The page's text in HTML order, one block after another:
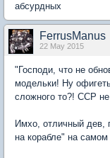
абсурдных
FerrusManus
22 May 2015
"Господи, что не
модельки! Ну
сложного то?! ССР не
Имхо, отличный дев,
на корабле" на